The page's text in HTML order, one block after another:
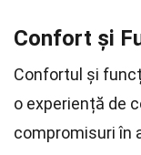
Confort și
Confortul și
o experiență de
compromisuri în